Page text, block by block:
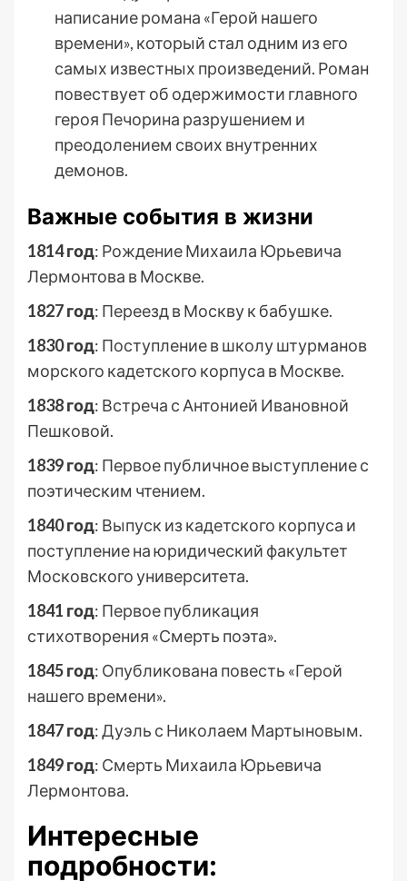
написание романа «Герой нашего
времени», который стал одним из его
самых известных произведений. Роман
повествует об одержимости главного
героя Печорина разрушением и
преодолением своих внутренних
демонов.
Важные события в жизни
1814 год: Рождение Михаила Юрьевича
Лермонтова в Москве.
1827 год: Переезд в Москву к бабушке.
1830 год: Поступление в школу штурманов
морского кадетского корпуса в Москве.
1838 год: Встреча с Антонией Ивановной
Пешковой.
1839 год: Первое публичное выступление с
поэтическим чтением.
1840 год: Выпуск из кадетского корпуса и
поступление на юридический факультет
Московского университета.
1841 год: Первое публикация
стихотворения «Смерть поэта».
1845 год: Опубликована повесть «Герой
нашего времени».
1847 год: Дуэль с Николаем Мартыновым.
1849 год: Смерть Михаила Юрьевича
Лермонтова.
Интересные
подробности: